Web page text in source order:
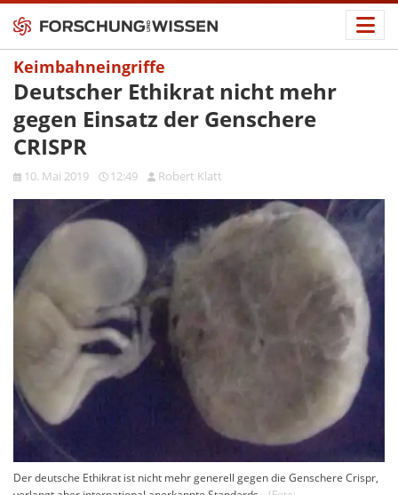
Keimbahneingriffe
Deutscher Ethikrat nicht mehr
gegen Einsatz der Genschere
CRISPR
10. Mai 2019 12:49 Robert Klatt
Der deutsche Ethikrat ist nicht mehr generell gegen die Genschere Crispr,